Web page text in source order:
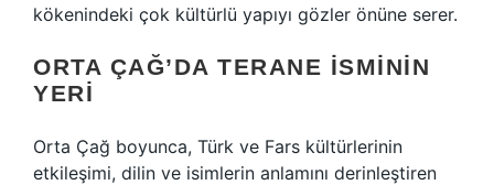
kökenindeki çok kültürlü yapıyı gözler önüne serer.
ORTA ÇAĞ’DA TERANE İSMININ
YERI
Orta Çağ boyunca, Türk ve Fars kültürlerinin
etkileşimi, dilin ve isimlerin anlamını derinleştiren